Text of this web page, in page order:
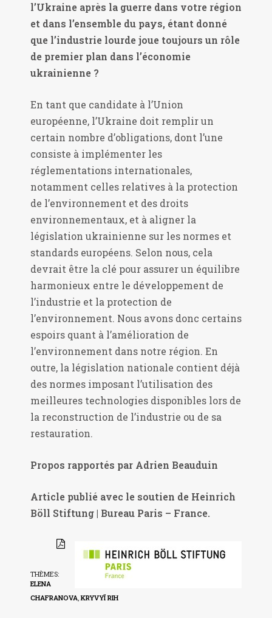
l’Ukraine après la guerre dans votre région
et dans l’ensemble du pays, étant donné
que l’industrie lourde joue toujours un rôle
de premier plan dans l’économie
ukrainienne ?
En tant que candidate à l’Union
européenne, l’Ukraine doit remplir un
certain nombre d’obligations, dont l’une
consiste à implémenter les
réglementations internationales,
notamment celles relatives à la protection
de l’environnement et des droits
environnementaux, et à aligner la
législation ukrainienne sur les normes et
standards européens. Selon nous, cela
devrait être la clé pour assurer un équilibre
harmonieux entre le développement de
l’industrie et la protection de
l’environnement. Nous avons donc certains
espoirs quant à l’amélioration de
l’environnement dans notre région. En
outre, la législation nationale contient déjà
des normes imposant l’utilisation des
meilleures technologies disponibles lors de
la reconstruction de l’industrie ou de sa
restauration.
Propos rapportés par Adrien Beauduin
Article publié avec le soutien de Heinrich
Böll Stiftung | Bureau Paris – France.
THÈMES:
ELENA
CHAFRANOVA,KRYVYÏ RIH